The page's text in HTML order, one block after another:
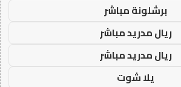
برشلونة مباشر
ريال مدريد مباشر
ريال مدريد مباشر
يلا شوت